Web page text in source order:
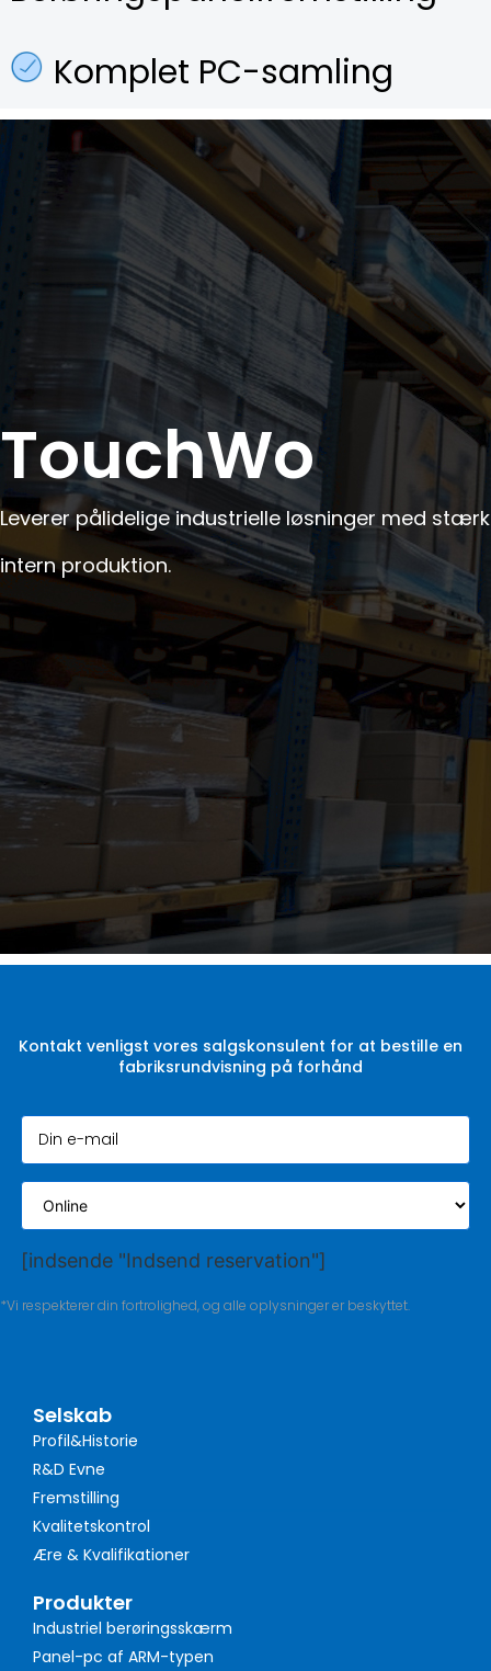
Komplet PC-samling
TouchWo
Leverer pålidelige industrielle løsninger med stærk
intern produktion.
Kontakt venligst vores salgskonsulent for at bestille en
fabriksrundvisning på forhånd
[indsende "Indsend reservation"]
*Vi respekterer din fortrolighed, og alle oplysninger er beskyttet.
Selskab
Profil&Historie
R&D Evne
Fremstilling
Kvalitetskontrol
Ære & Kvalifikationer
Produkter
Industriel berøringsskærm
Panel-pc af ARM-typen